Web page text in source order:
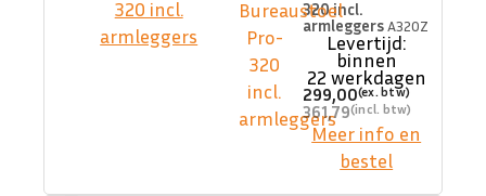
320 incl.
armleggersA320Z
Levertijd:
binnen
22 werkdagen
299,00
361,79
Meer info en
bestel